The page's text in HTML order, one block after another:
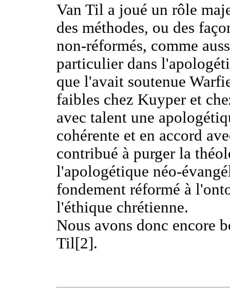
Van Til a joué un rôle
des méthodes, ou des
non-réformés, comme
particulier dans
que l'avait soutenue
faibles chez Kuyper et
avec talent une
cohérente et en accord
contribué à purger la
l'apologétique néo-
fondement réformé à
l'éthique chrétienne.
Nous avons donc encore
Til[2].